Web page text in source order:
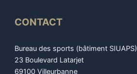
CONTACT
Bureau des sports (bâtiment SIUAPS)
23 Boulevard Latarjet
69100 Villeurbanne